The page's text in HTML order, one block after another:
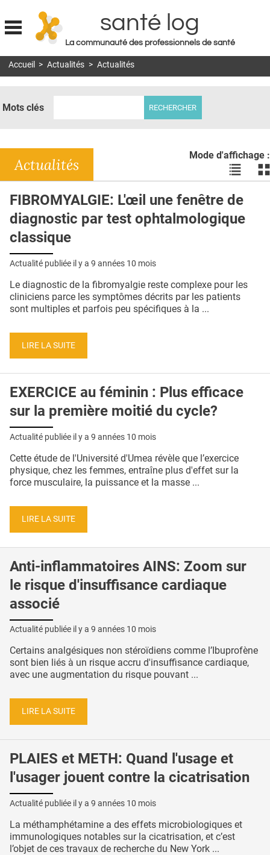
Jump to navigation
santé log
La communauté des professionnels de santé
MON COMPTE
DOSSIERS
RÉSEAUX
E-REVUE SAD
THÉMA
L'APP
PUBLICITÉ
CONTACT
Accueil > Actualités > Actualités
Mots clés
Mode d'affichage :
Voir
les
en
liste
les
Actualités
FIBROMYALGIE: L'œil une fenêtre de
diagnostic par test ophtalmologique
classique
Actualité publiée il y a 9 années 10 mois
Le diagnostic de la fibromyalgie reste complexe pour les
cliniciens parce les symptômes décrits par les patients
sont multiples et parfois peu spécifiques à la ...
LIRE LA SUITE
EXERCICE au féminin : Plus efficace
sur la première moitié du cycle?
Actualité publiée il y a 9 années 10 mois
Cette étude de l'Université d'Umea révèle que l’exercice
physique, chez les femmes, entraîne plus d'effet sur la
force musculaire, la puissance et la masse ...
LIRE LA SUITE
Anti-inflammatoires AINS: Zoom sur
le risque d'insuffisance cardiaque
associé
Actualité publiée il y a 9 années 10 mois
Certains analgésiques non stéroïdiens comme l’Ibuprofène
sont bien liés à un risque accru d'insuffisance cardiaque,
avec une augmentation du risque pouvant ...
LIRE LA SUITE
PLAIES et METH: Quand l'usage et
l'usager jouent contre la cicatrisation
Actualité publiée il y a 9 années 10 mois
La méthamphétamine a des effets microbiologiques et
immunologiques notables sur la cicatrisation, et c’est
l’objet de ces travaux de recherche du New York ...